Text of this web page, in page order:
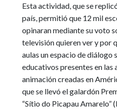
Esta actividad, que se
país, permitió que 12 mil
opinaran mediante su voto
televisión quieren ver y por
aulas un espacio de diálogo
educativos presentes en las
animación creadas en
que se llevó el galardón
“Sítio do Picapau Amarelo”